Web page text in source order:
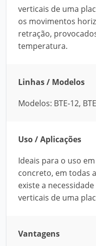
verticais de uma
os movimentos
retração,
temperatura.
Linhas / Modelos
Modelos: BTE-12,
Uso / Aplicações
Ideais para o uso
concreto, em todas
existe a
verticais de uma
Vantagens